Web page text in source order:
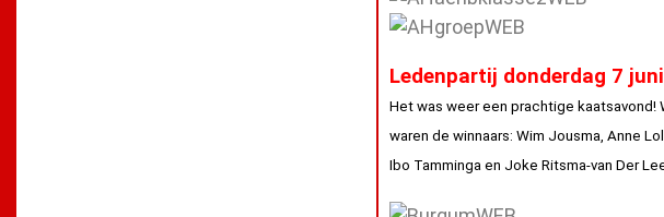
Ledenpartij donderdag 7
Het was weer een prachtige kaatsavond!
waren de winnaars: Wim Jousma Anne
Ibo Tamminga en Joke Ritsma-van Der